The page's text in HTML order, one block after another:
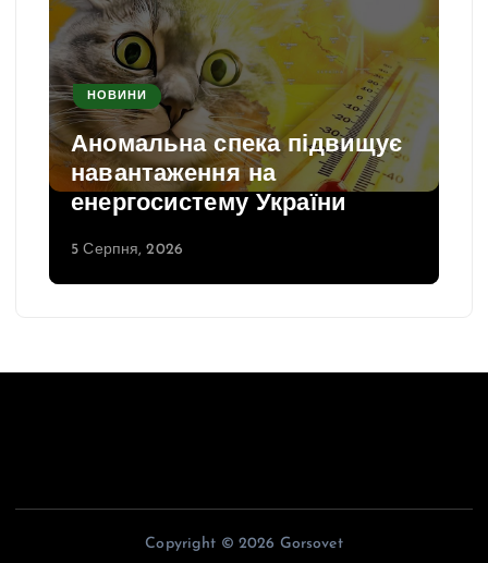
НОВИНИ
Аномальна спека підвищує
навантаження на
енергосистему України
5 Серпня, 2026
Copyright © 2026 Gorsovet